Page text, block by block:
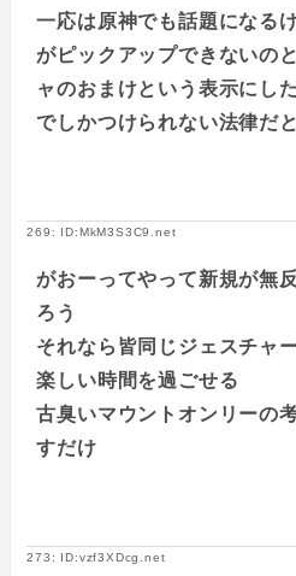
一応は原神でも話題になる
がピックアップできないの
ャのおまけという表示にし
でしかつけられない法律だ
269: ID:MkM3S3C9.net
がおーってやって新規が無
ろう
それなら皆同じジェスチャ
楽しい時間を過ごせる
古臭いマウントオンリーの
すだけ
273: ID:vzf3XDcg.net